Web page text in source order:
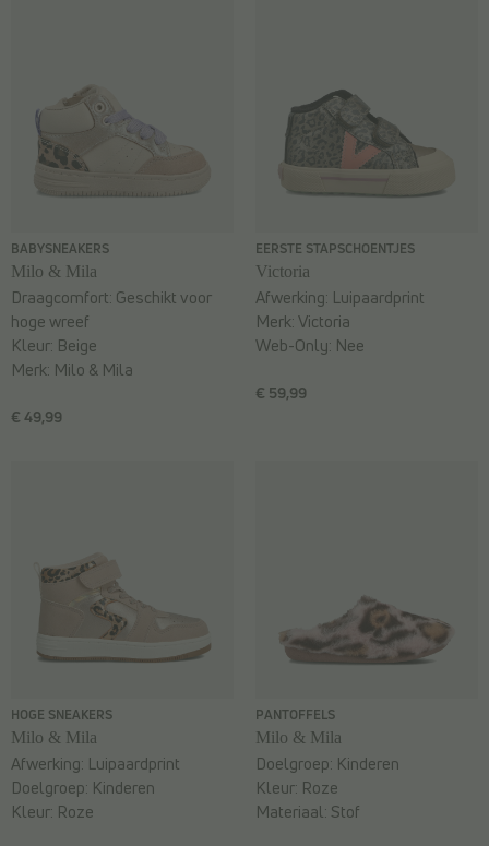
BABYSNEAKERS
Milo & Mila
€ 49,99
Draagcomfort: Geschikt voor
hoge wreef
Kleur: Beige
Merk: Milo & Mila
EERSTE STAPSCHOENTJES
Victoria
€ 59,99
Afwerking: Luipaardprint
Merk:Victoria
Web-Only: Nee
HOGE SNEAKERS
Milo & Mila
Afwerking: Luipaardprint
Doelgroep: Kinderen
Kleur: Roze
PANTOFFELS
Milo & Mila
Doelgroep: Kinderen
Kleur: Roze
Materiaal: Stof